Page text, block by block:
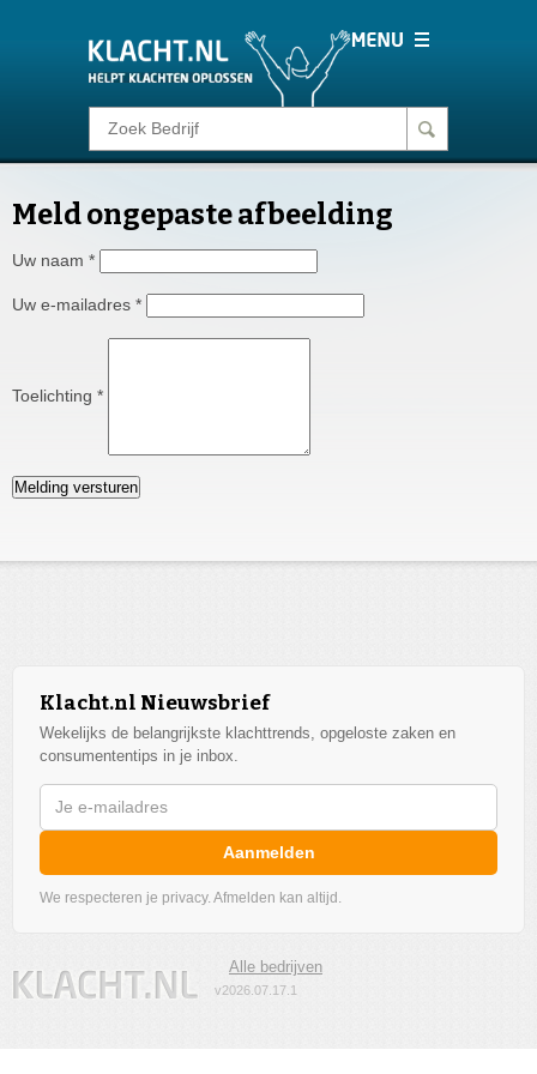
Klacht melden
Consumentenrecht
Barometer
Meld ongepaste afbeelding
Uw naam *
Uw e-mailadres *
Toelichting *
Melding versturen
Klacht.nl Nieuwsbrief
Wekelijks de belangrijkste klachttrends, opgeloste zaken en
consumententips in je inbox.
Aanmelden
We respecteren je privacy. Afmelden kan altijd.
Alle bedrijven
v2026.07.17.1